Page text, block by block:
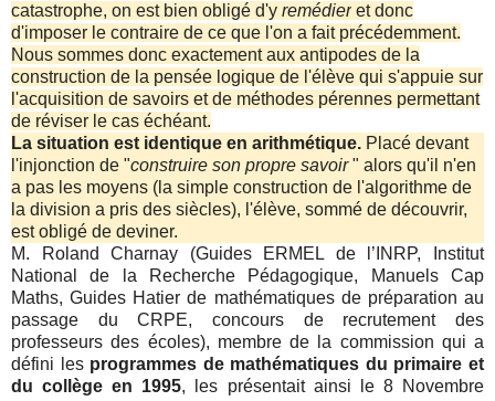
catastrophe, on est bien obligé d'y remédier et donc
d'imposer le contraire de ce que l'on a fait précédemment.
Nous sommes donc exactement aux antipodes de la
construction de la pensée logique de l'élève qui s'appuie sur
l'acquisition de savoirs et de méthodes pérennes permettant
de réviser le cas échéant.
La situation est identique en arithmétique. Placé devant
l'injonction de "construire son propre savoir" alors qu'il n'en
a pas les moyens (la simple construction de l'algorithme de
la division a pris des siècles), l'élève, sommé de découvrir,
est obligé de deviner.
M. Roland Charnay (Guides ERMEL de l’INRP, Institut
National de la Recherche Pédagogique, Manuels Cap
Maths, Guides Hatier de mathématiques de préparation au
passage du CRPE, concours de recrutement des
professeurs des écoles), membre de la commission qui a
défini les programmes de mathématiques du primaire et
du collège en 1995, les présentait ainsi le 8 Novembre